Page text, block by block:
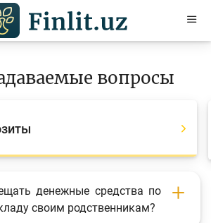
кредитный калькуляторы
вопросы
денежные средства по
своим родственникам?